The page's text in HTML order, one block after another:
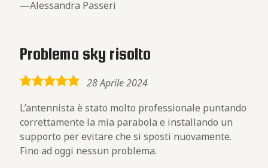
Alessandra Passeri
Problema sky risolto
5,0
28 Aprile 2024
L’antennista è stato molto professionale puntando
correttamente la mia parabola e installando un
supporto per evitare che si sposti nuovamente.
Fino ad oggi nessun problema.